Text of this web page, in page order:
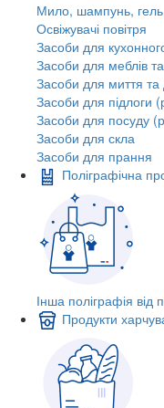
Мило, шампунь,
Освіжувачі повітря
Засоби для
Засоби для меблів
Засоби для миття та
Засоби для підлоги
Засоби для посуду
Засоби для скла
Засоби для прання
Поліграфічна
Інша поліграфія від
Продукти